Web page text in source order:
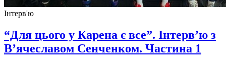
Інтерв'ю
“Для цього у Карена є все”. Інтерв’ю з
В’ячеславом Сенченком. Частина 1